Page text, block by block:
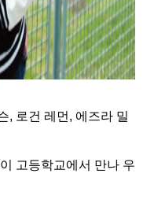
, 로건 레먼 , 에즈라 밀
고등학교에서 만나 우